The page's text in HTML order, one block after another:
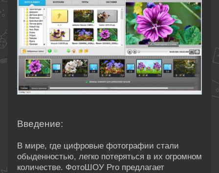
Введение:
В мире, где цифровые фотографии стали
обыденностью, легко потеряться в их огромном
количестве. ФотоШОУ Pro предлагает